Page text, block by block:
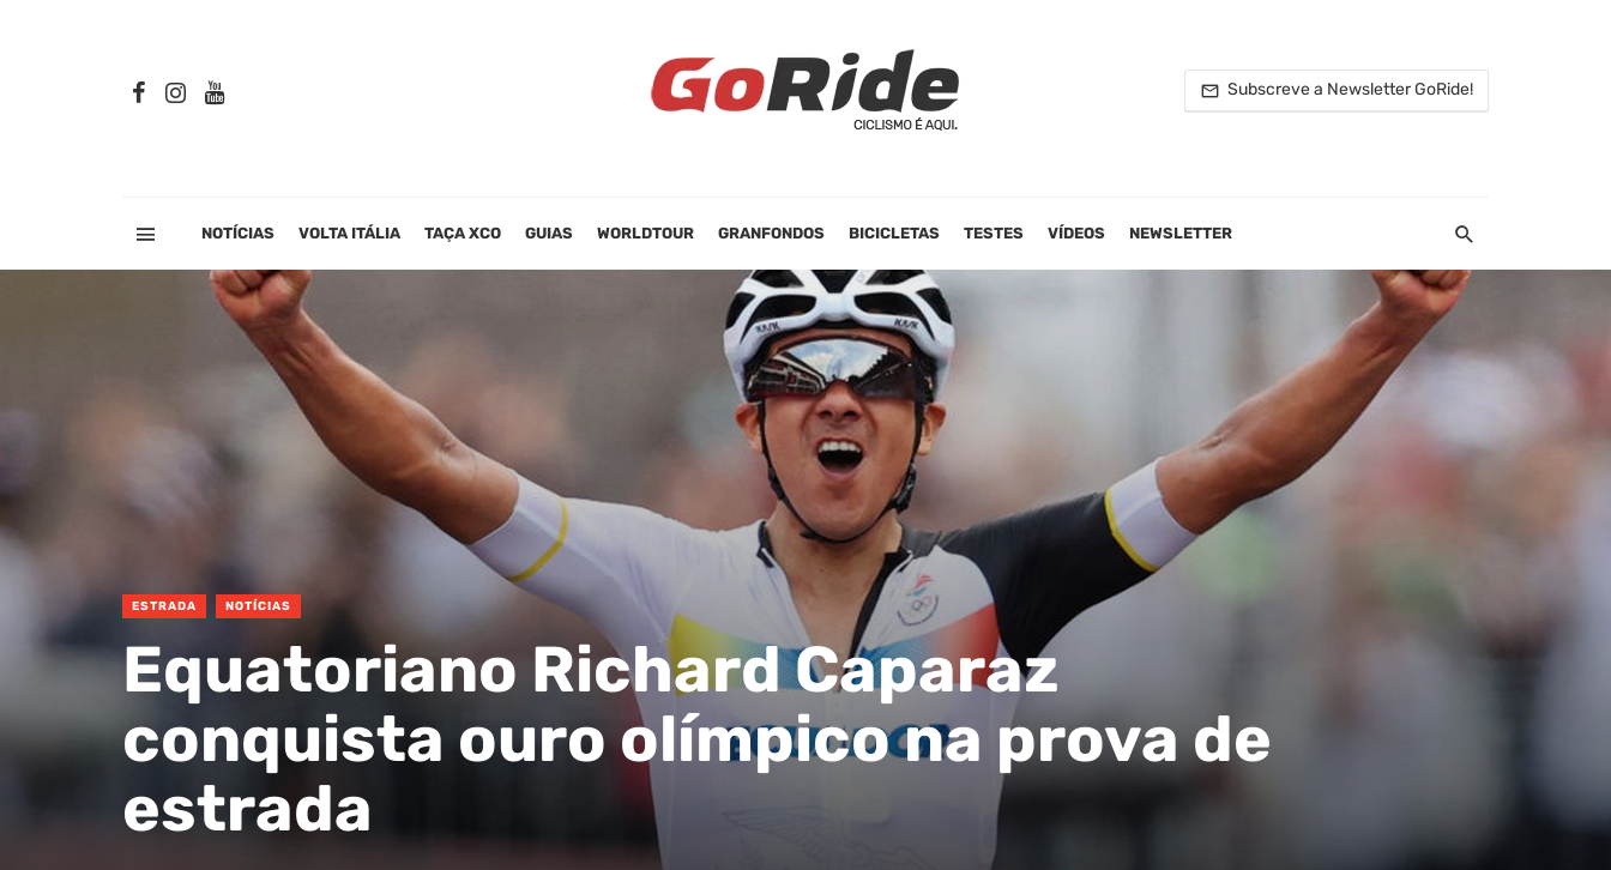
Subscreve a Newsletter GoRide!
NOTÍCIAS VOLTA ITÁLIA TAÇA XCO GUIAS WORLDTOUR GRANFONDOS BICICLETAS TESTES VÍDEOS NEWSLETTER
ESTRADA NOTÍCIAS
Equatoriano Richard Caparaz
conquista ouro olímpico na prova de
estrada